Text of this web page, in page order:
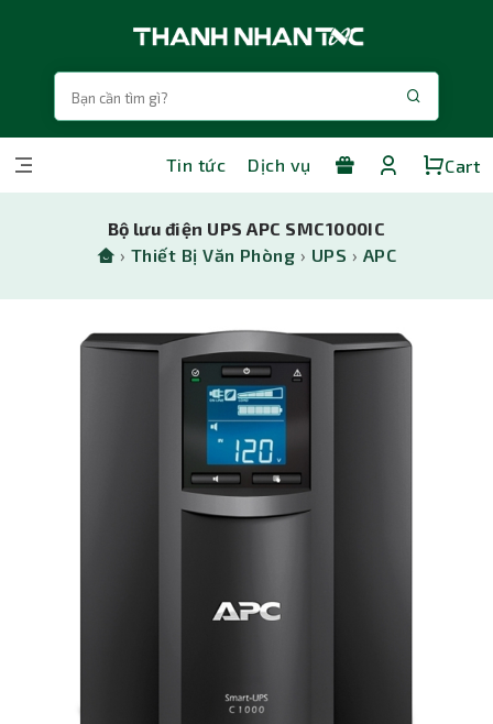
Tin tức Dịch vụ Cart
Bộ lưu điện UPS APC SMC1000IC
› Thiết Bị Văn Phòng › UPS › APC